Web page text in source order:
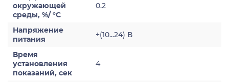
окружающей
среды, %/ °С
0.2
Напряжение
питания
+(10...24) В
Время
установления
показаний, сек
4